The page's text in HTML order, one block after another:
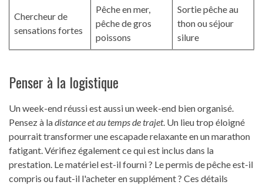
Chercheur de
sensations fortes
Pêche en mer,
pêche de gros
poissons
Sortie pêche au
thon ou séjour
silure
Penser à la logistique
Un week-end réussi est aussi un week-end bien organisé.
Pensez à ladistance et au temps de trajet. Un lieu trop éloigné
pourrait transformer une escapade relaxante en un marathon
fatigant. Vérifiez également ce qui est inclus dans la
prestation. Le matériel est-il fourni ? Le permis de pêche est-il
compris ou faut-il l'acheter en supplément ? Ces détails